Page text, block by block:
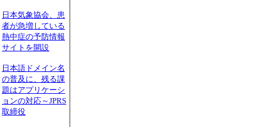
日本気象協会、患
者が急増している
熱中症の予防情報
サイトを開設
日本語ドメイン名
の普及に、残る課
題はアプリケーシ
ョンの対応～JPRS
取締役